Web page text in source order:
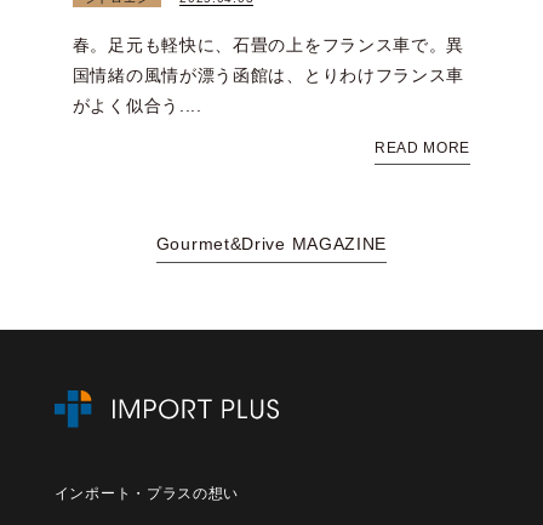
春。足元も軽快に、石畳の上をフランス車で。異
国情緒の風情が漂う函館は、とりわけフランス車
がよく似合う....
READ MORE
Gourmet&Drive MAGAZINE
インポート・プラスの想い